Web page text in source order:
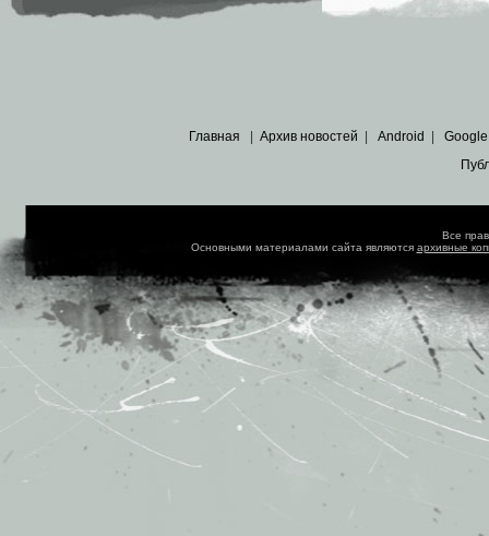
Главная | Архив новостей | Android | Google
Все
Основными материалами сайта являются архивные